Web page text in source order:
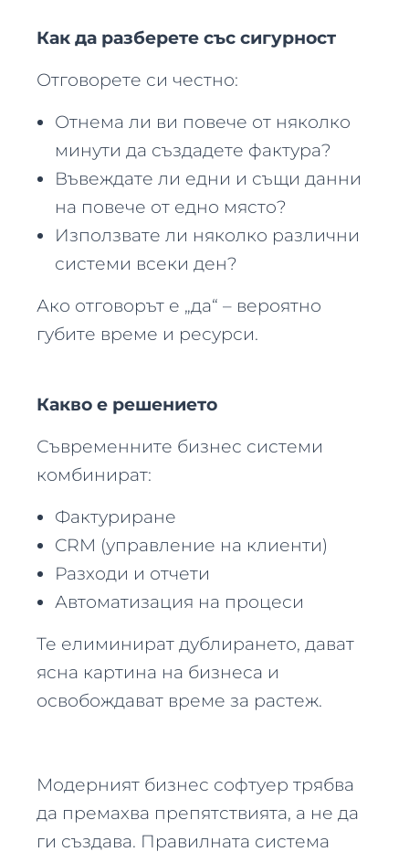
Как да разберете със сигурност
Отговорете си честно:
Отнема ли ви повече от няколко
минути да създадете фактура?
Въвеждате ли едни и същи данни
на повече от едно място?
Използвате ли няколко различни
системи всеки ден?
Ако отговорът е „да“ – вероятно
губите време и ресурси.
Какво е решението
Съвременните бизнес системи
комбинират:
Фактуриране
CRM (управление на клиенти)
Разходи и отчети
Автоматизация на процеси
Те елиминират дублирането, дават
ясна картина на бизнеса и
освобождават време за растеж.
Модерният бизнес софтуер трябва
да премахва препятствията, а не да
ги създава. Правилната система